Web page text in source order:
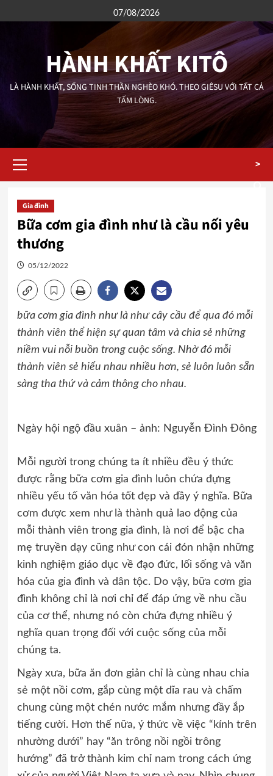
to
07/08/2026
HÀNH KHẤT KITÔ
LÀ HÀNH KHẤT, SỐNG TINH THẦN NGHÈO KHÓ. THEO GIÊSU VỚI TẤT CẢ
TẤM LÒNG.
Menu
>
Gia đình
Bữa cơm gia đình như là cầu nối yêu
thương
05/12/2022
bữa cơm gia đình như là như cây cầu để qua đó mỗi
thành viên thể hiện sự quan tâm và chia sẻ những
niềm vui nỗi buồn trong cuộc sống. Nhờ đó mỗi
thành viên sẻ hiểu nhau nhiều hơn, sẻ luôn luôn sẵn
sàng tha thứ và cảm thông cho nhau.
Ngày hội ngộ đầu xuân – ảnh: Nguyễn Đình Đông
Mỗi người trong chúng ta ít nhiều đều ý thức
được rằng bữa cơm gia đình luôn chứa đựng
nhiều yếu tố văn hóa tốt đẹp và đầy ý nghĩa. Bữa
cơm được xem như là thành quả lao động của
mỗi thành viên trong gia đình, là nơi để bậc cha
mẹ truyền dạy cũng như con cái đón nhận những
kinh nghiệm giáo dục về đạo đức, lối sống và văn
hóa của gia đình và dân tộc. Do vậy, bữa cơm gia
đình không chỉ là nơi chỉ để đáp ứng về nhu cầu
của cơ thể, nhưng nó còn chứa đựng nhiều ý
nghĩa quan trọng đối với cuộc sống của mỗi
chúng ta.
Ngày xưa, bữa ăn đơn giản chỉ là cùng nhau chia
sẻ một nồi cơm, gắp cùng một dĩa rau và chấm
chung cùng một chén nước mắm nhưng đầy ắp
tiếng cười. Hơn thế nữa, ý thức về việc “kính trên
nhường dưới” hay “ăn trông nồi ngồi trông
hướng” đã trở thành kim chỉ nam trong cách ứng